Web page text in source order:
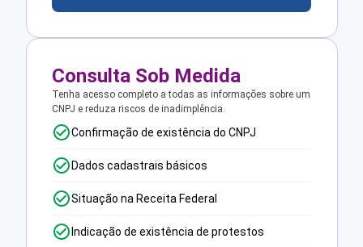
Consulta Sob Medida
Tenha acesso completo a todas as informações sobre um
CNPJ e reduza riscos de inadimplência.
Confirmação de existência do CNPJ
Dados cadastrais básicos
Situação na Receita Federal
Indicação de existência de protestos